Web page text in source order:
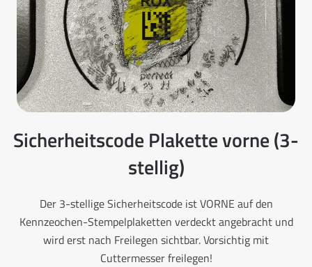
Sicherheitscode Plakette vorne (3-
stellig)
Der 3-stellige Sicherheitscode ist VORNE auf den
Kennzeochen-Stempelplaketten verdeckt angebracht und
wird erst nach Freilegen sichtbar. Vorsichtig mit
Cuttermesser freilegen!